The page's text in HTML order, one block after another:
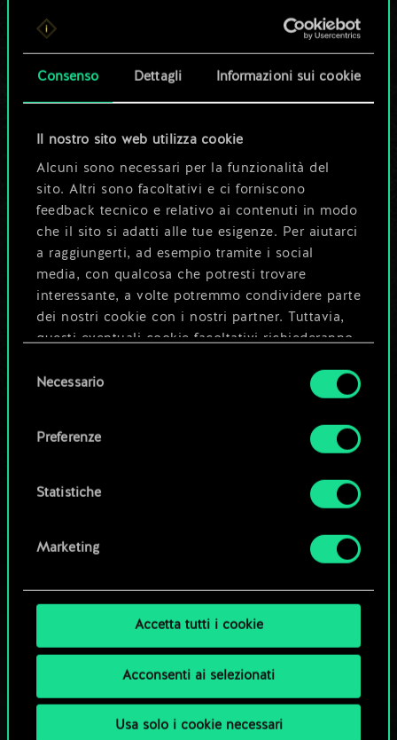
Consenso Dettagli Informazioni sui cookie
Il nostro sito web utilizza cookie
Alcuni sono necessari per la funzionalità del
sito. Altri sono facoltativi e ci forniscono
feedback tecnico e relativo ai contenuti in modo
che il sito si adatti alle tue esigenze. Per aiutarci
a raggiungerti, ad esempio tramite i social
media, con qualcosa che potresti trovare
interessante, a volte potremmo condividere parte
dei nostri cookie con i nostri partner. Tuttavia,
questi eventuali cookie facoltativi richiederanno
Tutti i dettagli su come utilizziamo i cookie e su
disponibili nel menu "Impostazioni" qui sotto.
delNecessario
Preferenze
Statistiche
Marketing
Accetta tutti i cookie
Acconsenti ai selezionati
Usa solo i cookie necessari
Per ora, è solo un
set di carte
condiviso.
Ma può diventare
molto altro!
Dai un nome al mazzo e crea una
guida
Modifica mazzo
Esplora i mazzi della community